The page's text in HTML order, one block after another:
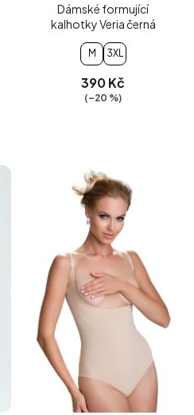
Dámské formující
kalhotky Veria černá
M 3XL
390 Kč
(–20 %)